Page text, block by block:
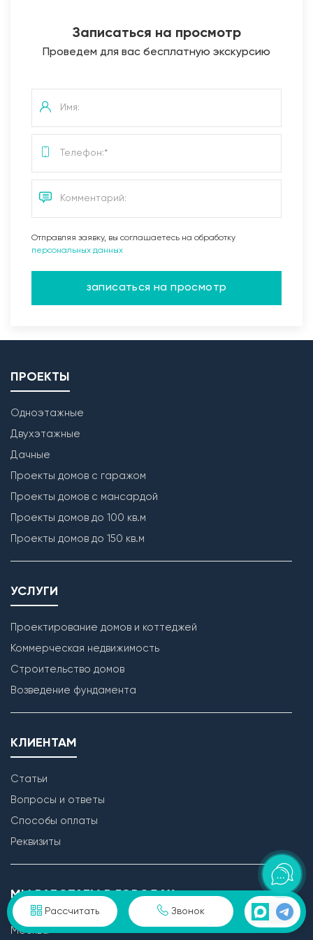
Рассчитать Звонок
Записаться на просмотр
Проведем для вас бесплатную экскурсию
Отправляя заявку, вы соглашаетесь на обработку
персональных данных
записаться на просмотр
ПРОЕКТЫ
Одноэтажные
Двухэтажные
Дачные
Проекты домов с гаражом
Проекты домов с мансардой
Проекты домов до 100 кв.м
Проекты домов до 150 кв.м
УСЛУГИ
Проектирование домов и коттеджей
Коммерческая недвижимость
Строительство домов
Возведение фундамента
КЛИЕНТАМ
Статьи
Вопросы и ответы
Способы оплаты
Реквизиты
МЫ РАБОТАЕМ В ГОРОДАХ
Москва